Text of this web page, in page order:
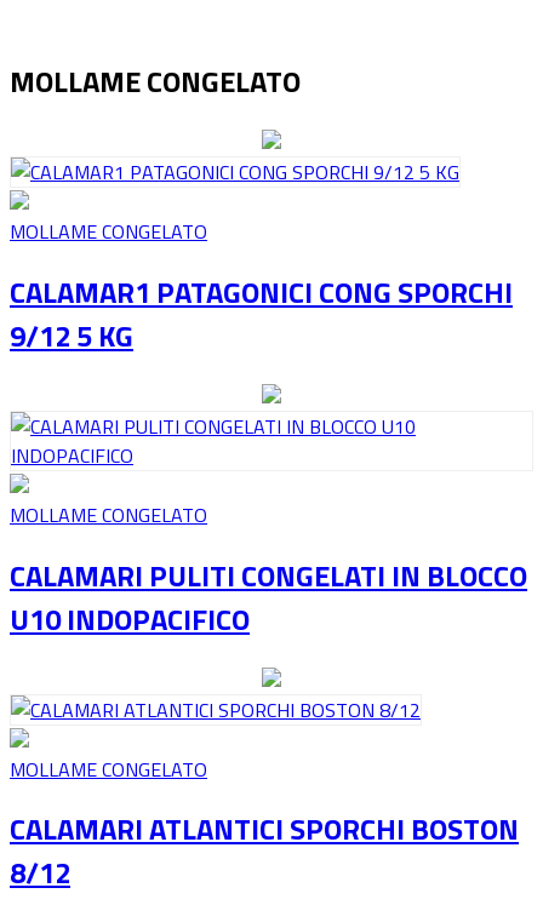
MOLLAME CONGELATO
MOLLAME CONGELATO
CALAMAR1 PATAGONICI CONG SPORCHI
9/12 5 KG
MOLLAME CONGELATO
CALAMARI PULITI CONGELATI IN BLOCCO
U10 INDOPACIFICO
MOLLAME CONGELATO
CALAMARI ATLANTICI SPORCHI BOSTON
8/12